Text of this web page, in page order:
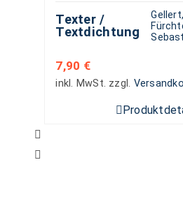
Texter /
Textdichtung
7,90 €
inkl. MwSt. zzgl.